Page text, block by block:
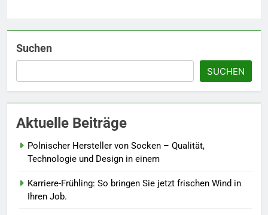
Suchen
SUCHEN
Aktuelle Beiträge
Polnischer Hersteller von Socken – Qualität,
Technologie und Design in einem
Karriere-Frühling: So bringen Sie jetzt frischen Wind in
Ihren Job.
Sie Bienen und Schmetterlinge
Berufliche Neuorientierung: Mut
zum Quereinstieg in der neuen
Saison.
LEBENSSTIL
8
So kombinieren Sie Pastelltöne